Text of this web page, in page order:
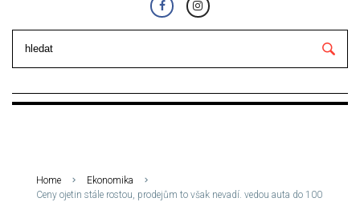
Home
Ekonomika
Ceny ojetin stále rostou, prodejům to však nevadí. vedou auta do 100